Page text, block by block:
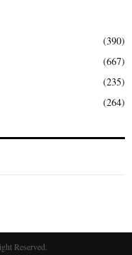
(390)
(667)
(235)
(264)
Reserved.